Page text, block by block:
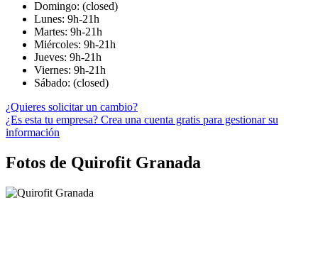
Domingo: (closed)
Lunes: 9h-21h
Martes: 9h-21h
Miércoles: 9h-21h
Jueves: 9h-21h
Viernes: 9h-21h
Sábado: (closed)
¿Quieres solicitar un cambio?
¿Es esta tu empresa? Crea una cuenta gratis para gestionar su
información
Fotos de Quirofit Granada